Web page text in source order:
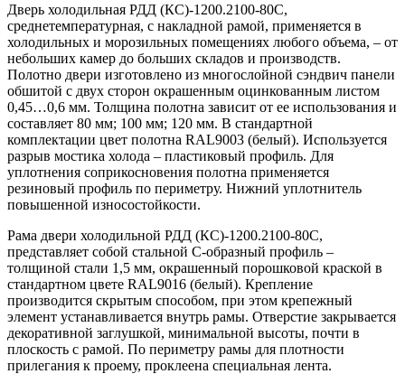
Дверь холодильная РДД (КС)-1200.2100-80С,
среднетемпературная, с накладной рамой, применяется в
холодильных и морозильных помещениях любого объема, – от
небольших камер до больших складов и производств.
Полотно двери изготовлено из многослойной сэндвич панели
обшитой с двух сторон окрашенным оцинкованным листом
0,45…0,6 мм. Толщина полотна зависит от ее использования и
составляет 80 мм; 100 мм; 120 мм. В стандартной
комплектации цвет полотна RAL9003 (белый). Используется
разрыв мостика холода – пластиковый профиль. Для
уплотнения соприкосновения полотна применяется
резиновый профиль по периметру. Нижний уплотнитель
повышенной износостойкости.
Рама двери холодильной РДД (КС)-1200.2100-80С,
представляет собой стальной С-образный профиль –
толщиной стали 1,5 мм, окрашенный порошковой краской в
стандартном цвете RAL9016 (белый). Крепление
производится скрытым способом, при этом крепежный
элемент устанавливается внутрь рамы. Отверстие закрывается
декоративной заглушкой, минимальной высоты, почти в
плоскость с рамой. По периметру рамы для плотности
прилегания к проему, проклеена специальная лента.